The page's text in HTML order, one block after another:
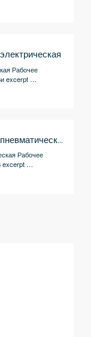
Рабочее
excerpt …
Вибротрамбовка пневматическая
Рабочее
excerpt …